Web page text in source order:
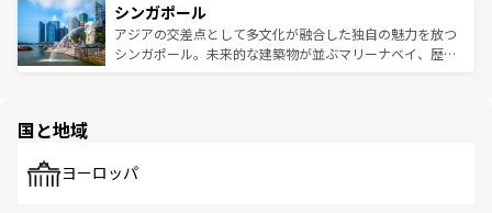
参照してほしい。
激する。気候は一年中温暖で、どの季節にも異なる楽しみ
が待っている。親しみやすいタイの人々、仏教を中心とし
た文化、そして多様な観光資源が、訪れる旅人を魅了し続
み、どこを訪れても感動するはず。観光スポットが密集し
ており、効率よく見どころを回れるのも魅力。息をのむよ
うな絶景から文化的な体験まで、香港を存分に楽しみ尽く
シンガポール
アジアの交差点として多文化が融合した独自の魅力を放つ
シンガポール。未来的な建築物が並ぶマリーナベイ、歴史
で、ホーカーズは地元の風情を楽しめる外せないスポット
国と地域
ヨーロッパ